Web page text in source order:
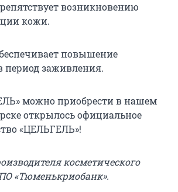
возникновению
кожи.
повышение
период заживления.
можно приобрести в нашем
открылось официальное
«ЦЕЛЬГЕЛЬ»!
косметического
«Тюменькриобанк».